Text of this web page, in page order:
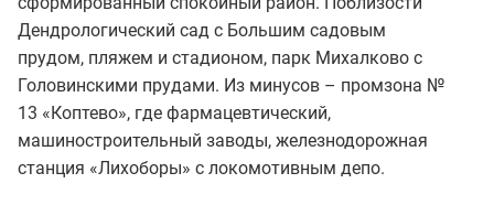
Дендрологический сад с Большим садовым
прудом, пляжем и стадионом, парк Михалково с
Головинскими прудами. Из минусов – промзона №
13 «Коптево», где фармацевтический,
машиностроительный заводы, железнодорожная
станция «Лихоборы» с локомотивным депо.